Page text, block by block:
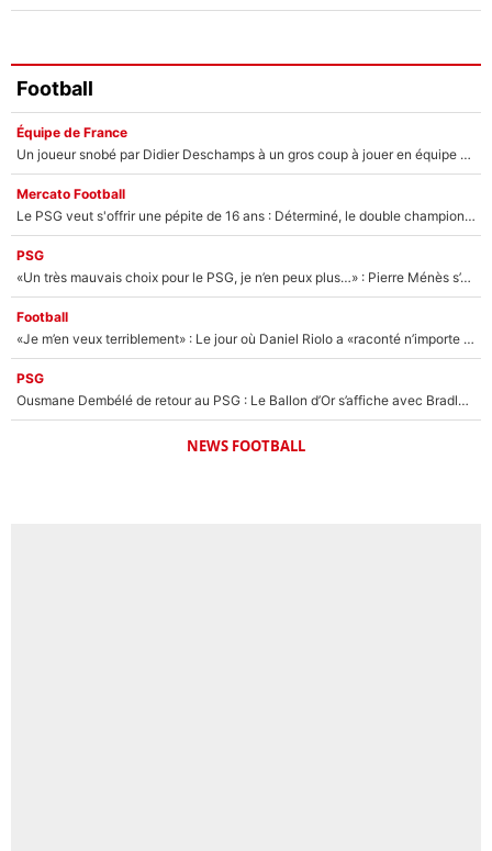
Football
Équipe de France
Un joueur snobé par Didier Deschamps à un gros coup à jouer en équipe de France : Zinedine Zidane a trouvé son numéro 9 ?
Mercato Football
Le PSG veut s'offrir une pépite de 16 ans : Déterminé, le double champion d'Europe en titre est prêt à lâcher 40M€ pour celui que l'on compare déjà à Vinicius Jr !
PSG
«Un très mauvais choix pour le PSG, je n’en peux plus…» : Pierre Ménès s’est complètement trompé avec Luis Enrique et ces déclarations le prouvent !
Football
«Je m’en veux terriblement» : Le jour où Daniel Riolo a «raconté n’importe quoi» dans l'After Foot !
PSG
Ousmane Dembélé de retour au PSG : Le Ballon d’Or s’affiche avec Bradley Barcola en plein cœur du feuilleton sur son départ !
NEWS FOOTBALL